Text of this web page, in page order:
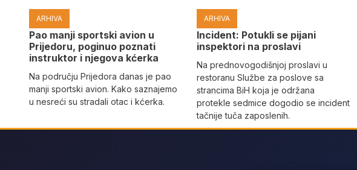
ARHIVA
Pao manji sportski avion u
Prijedoru, poginuo poznati
instruktor i njegova kćerka
Na području Prijedora danas je pao
manji sportski avion. Kako saznajemo
u nesreći su stradali otac i kćerka.
ARHIVA
Incident: Potukli se pijani
inspektori na proslavi
Na prednovogodišnjoj proslavi u
restoranu Službe za poslove sa
strancima BiH koja je održana
protekle sedmice dogodio se incident
tačnije tuča zaposlenih.